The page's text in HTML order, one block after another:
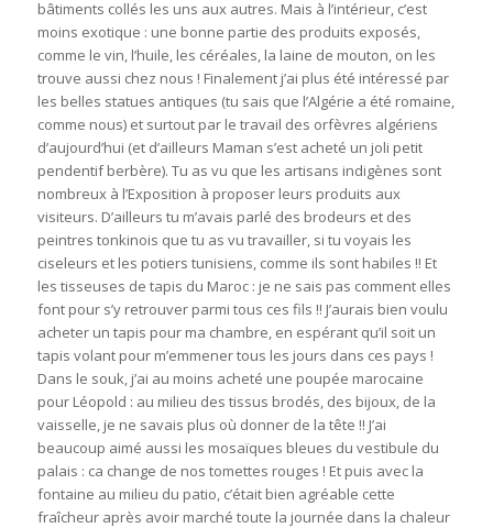
bâtiments collés les uns aux autres. Mais à l’intérieur, c’est
moins exotique : une bonne partie des produits exposés,
comme le vin, l’huile, les céréales, la laine de mouton, on les
trouve aussi chez nous ! Finalement j’ai plus été intéressé par
les belles statues antiques (tu sais que l’Algérie a été romaine,
comme nous) et surtout par le travail des orfèvres algériens
d’aujourd’hui (et d’ailleurs Maman s’est acheté un joli petit
pendentif berbère). Tu as vu que les artisans indigènes sont
nombreux à l’Exposition à proposer leurs produits aux
visiteurs. D’ailleurs tu m’avais parlé des brodeurs et des
peintres tonkinois que tu as vu travailler, si tu voyais les
ciseleurs et les potiers tunisiens, comme ils sont habiles !! Et
les tisseuses de tapis du Maroc : je ne sais pas comment elles
font pour s’y retrouver parmi tous ces fils !! J’aurais bien voulu
acheter un tapis pour ma chambre, en espérant qu’il soit un
tapis volant pour m’emmener tous les jours dans ces pays !
Dans le souk, j’ai au moins acheté une poupée marocaine
pour Léopold : au milieu des tissus brodés, des bijoux, de la
vaisselle, je ne savais plus où donner de la tête !! J’ai
beaucoup aimé aussi les mosaïques bleues du vestibule du
palais : ca change de nos tomettes rouges ! Et puis avec la
fontaine au milieu du patio, c’était bien agréable cette
fraîcheur après avoir marché toute la journée dans la chaleur